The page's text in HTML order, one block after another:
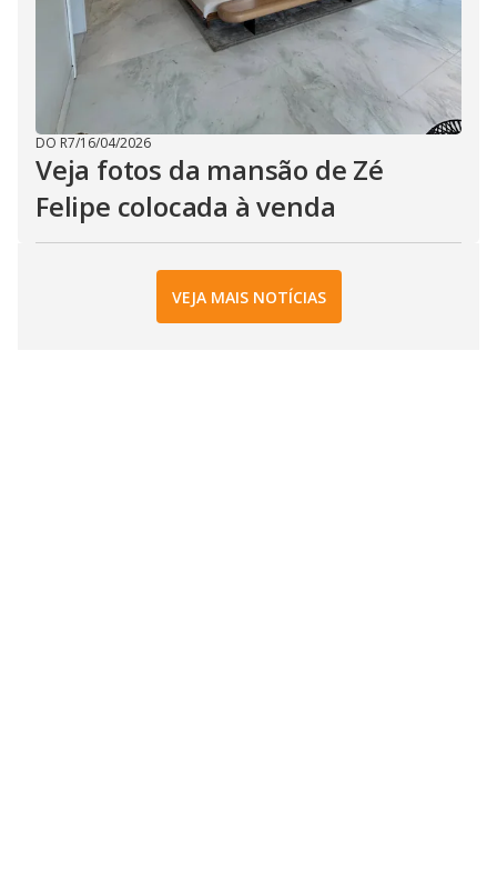
DO R7/16/04/2026
Veja fotos da mansão de Zé
Felipe colocada à venda
VEJA MAIS NOTÍCIAS